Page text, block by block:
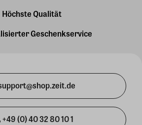
Höchste Qualität
Geschenkservice
+49 (0) 40 32 80 10 1